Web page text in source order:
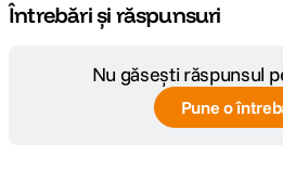
Întrebări și răspunsuri
Nu găsești răspunsul
Pune o